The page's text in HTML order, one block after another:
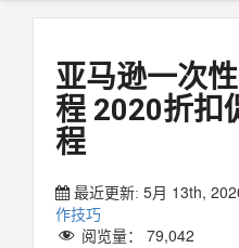
亚马逊一次
程 2020折扣
程
最近更新: 5月 13th,
作技巧
阅览量： 79,042